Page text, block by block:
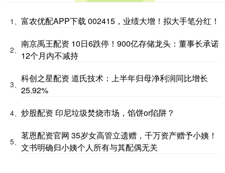
1、 富农优配APP下载 002415，业绩大增！拟大手笔分红！
2、
南京禹王配资 10日6跌停！900亿存储龙头：董事长承诺
12个月内不减持
3、
科创之星配资 道氏技术：上半年归母净利润同比增长
25.92%
4、 炒股配资 印尼垃圾焚烧市场，馅饼or陷阱？
5、
茗恩配资官网 35岁女高管立遗赠，千万资产赠予小姨！
文书明确归小姨个人所有与其配偶无关